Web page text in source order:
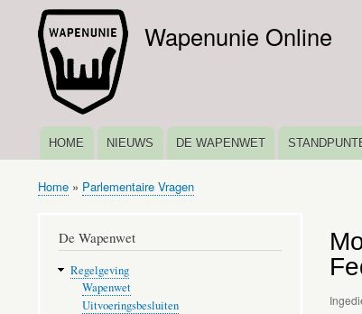
Wapenunie Online
HOOFDNAVIGATIE
HOME NIEUWS DE WAPENWET
Kruimelpad
Home Parlementaire Vragen
De Wapenwet
Regelgeving
Wapenwet
Uitvoeringsbesluiten